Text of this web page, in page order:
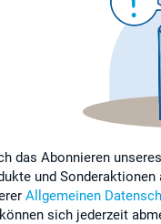
das Abonnieren
und
Allgemeinen
sich jederzeit